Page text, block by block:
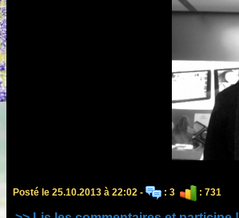
Posté le 25.10.2013 à 22:02 - : 3 : 731